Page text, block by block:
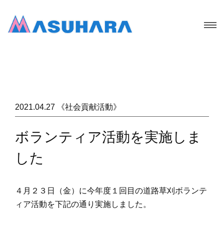
2021.04.27 《社会貢献活動》
ボランティア活動を実施しま
した
４月２３日（金）に今年度１回目の道路草刈ボランテ
ィア活動を下記の通り実施しました。